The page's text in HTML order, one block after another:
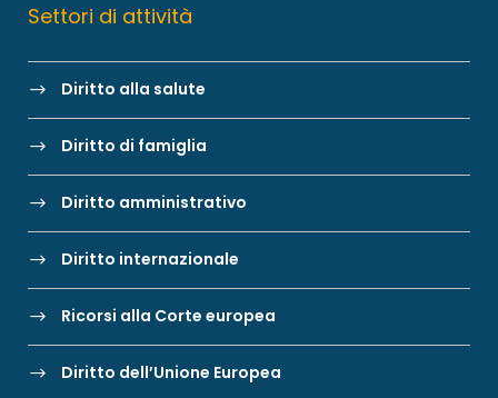
Settori di attività
Diritto alla salute
Diritto di famiglia
Diritto amministrativo
Diritto internazionale
Ricorsi alla Corte europea
Diritto dell’Unione Europea